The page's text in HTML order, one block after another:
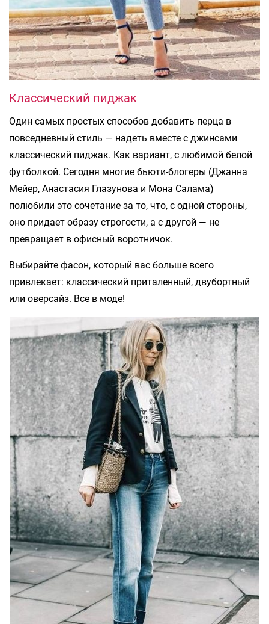
Классический пиджак
Один самых простых способов добавить перца в
повседневный стиль — надеть вместе с джинсами
классический пиджак. Как вариант, с любимой белой
футболкой. Сегодня многие бьюти-блогеры (Джанна
Мейер, Анастасия Глазунова и Мона Салама)
полюбили это сочетание за то, что, с одной стороны,
оно придает образу строгости, а с другой — не
превращает в офисный воротничок.
Выбирайте фасон, который вас больше всего
привлекает: классический приталенный, двубортный
или оверсайз. Все в моде!